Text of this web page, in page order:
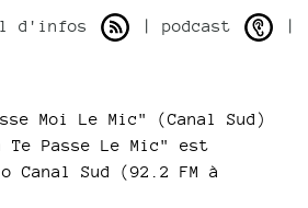
d'infos | podcast
|
Moi Le Mic" (Canal Sud)
Te Passe Le Mic" est
Canal Sud (92.2 FM à